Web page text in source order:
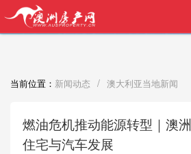
买家中介VIP服务，助
当前位置： 新闻动态 / 澳大利亚当地新闻
燃油危机推动能源转型｜澳
住宅与汽车发展